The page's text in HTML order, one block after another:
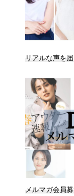
リアルな声を
メルマガ会員